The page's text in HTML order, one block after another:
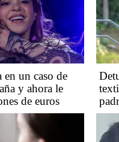
en un caso de
y ahora le
de euros